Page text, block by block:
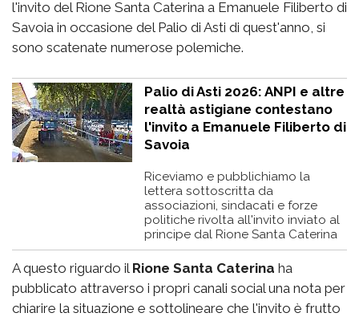
l'invito del Rione Santa Caterina a Emanuele Filiberto di
Savoia in occasione del Palio di Asti di quest'anno, si
sono scatenate numerose polemiche.
Palio di Asti 2026: ANPI e altre
realtà astigiane contestano
l'invito a Emanuele Filiberto di
Savoia
Riceviamo e pubblichiamo la
lettera sottoscritta da
associazioni, sindacati e forze
politiche rivolta all'invito inviato al
principe dal Rione Santa Caterina
A questo riguardo il Rione Santa Caterina ha
pubblicato attraverso i propri canali social una nota per
chiarire la situazione e sottolineare che l'invito è frutto